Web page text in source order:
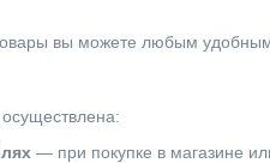
вы можете любым
— при покупке в магазине